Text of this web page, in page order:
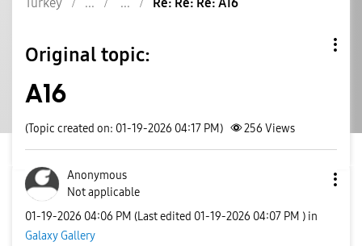
Original topic:
A16
(Topic created on: 01-19-2026 04:17 PM) 256 Views
Anonymous
Not applicable
‎01-19-2026 04:06 PM (Last edited ‎01-19-2026 04:07 PM ) in
Galaxy Gallery